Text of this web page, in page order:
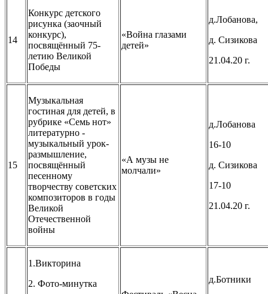
14
Конкурс детского
рисунка (заочный
конкурс),
посвящённый 75-
летию Великой
Победы
«Война глазами
детей»
д.Лобанова,
д. Сизикова
21.04.20 г.
15
Музыкальная
гостиная для детей, в
рубрике «Семь нот»
литературно -
музыкальный урок-
размышление,
посвящённый
песенному
творчеству советских
композиторов в годы
Великой
Отечественной
войны
«А музы не
молчали»
д.Лобанова
16-10
д. Сизикова
17-10
21.04.20 г.
1.Викторина
2. Фото-минутка
д.Ботники